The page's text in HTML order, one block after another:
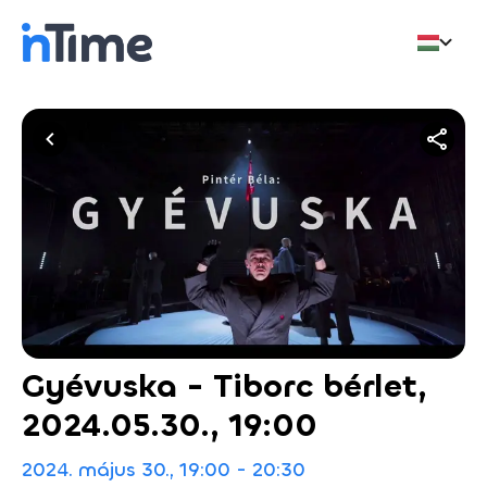
Gyévuska - Tiborc bérlet,
2024.05.30., 19:00
2024. május 30., 19:00 - 20:30